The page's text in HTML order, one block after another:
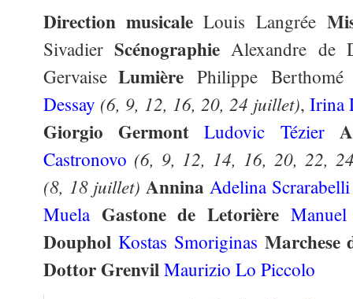
Direction musicaleLouis Langrée
Sivadier ScénographieAlexandre de
Gervaise Lumière Philippe
Dessay (6, 9, 12, 16, 20, 24 juillet), Irina
Giorgio Germont Ludovic Tézier
Castronovo (6, 9, 12, 14, 16, 20, 22,
(8, 18 juillet) Annina Adelina Scrarabelli
Muela Gastone de Letorière
Douphol Kostas Smoriginas Marchese
Dottor GrenvilMaurizio Lo Piccolo